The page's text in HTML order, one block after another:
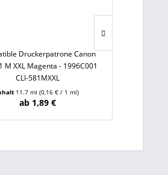
Druckerpatrone Canon
M XXL Magenta - 1996C001
CLI-581MXXL
11.7 ml(0,16 € / 1 ml)
ab 1,89 €